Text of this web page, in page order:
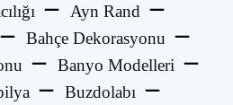
Ayn Rand
Bahçe Dekorasyonu
Banyo Modelleri
Buzdolabı